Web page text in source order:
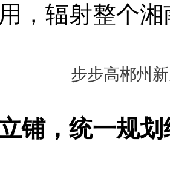
，辐射整个
步步高郴州
铺，统一规